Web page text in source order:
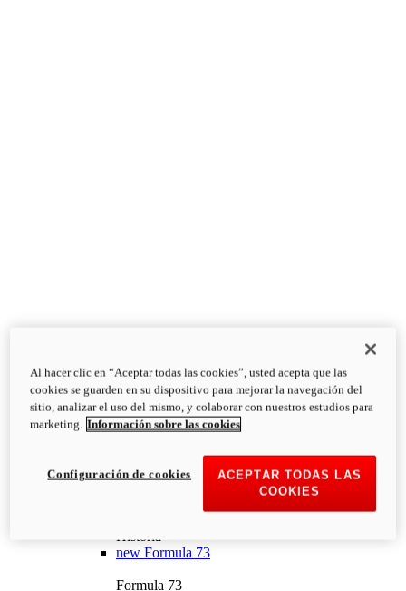
Historia
new Formula 73
Formula 73
Al hacer clic en “Aceptar todas las cookies”, usted acepta que las
cookies se guarden en su dispositivo para mejorar la navegación del
sitio, analizar el uso del mismo, y colaborar con nuestros estudios para
marketing. Información sobre las cookies
ACEPTAR TODAS LAS
COOKIES
Configuración de cookies